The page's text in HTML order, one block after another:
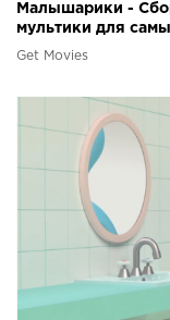
Малышарики -
мультики для
Get Movies